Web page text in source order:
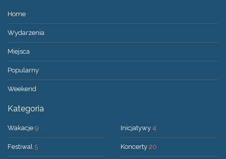
Home
Wydarzenia
Miejsca
Popularny
Weekend
Kategoria
Wakacje 9
Festiwal 5
Inicjatywy 4
Koncerty 20